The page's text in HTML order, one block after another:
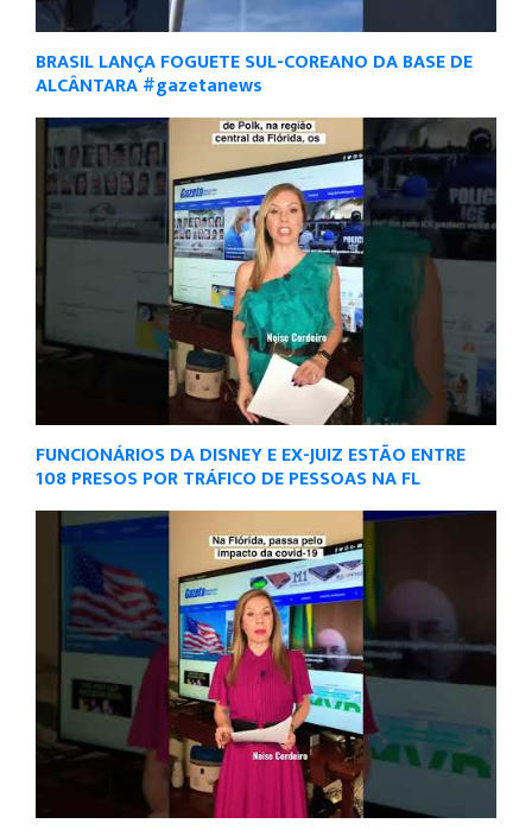
BRASIL LANÇA FOGUETE SUL-COREANO DA BASE DE
ALCÂNTARA #gazetanews
FUNCIONÁRIOS DA DISNEY E EX-JUIZ ESTÃO ENTRE
108 PRESOS POR TRÁFICO DE PESSOAS NA FL